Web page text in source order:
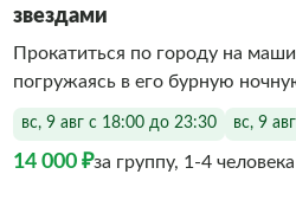
звездами
Прокатиться по городу на
погружаясь в его бурную
вс, 9 авг с 18:00 до 23:30 вс, 9
14 000 ₽за группу, 1-4 человека